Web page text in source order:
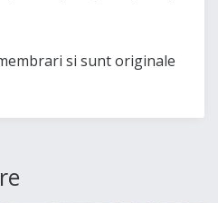
si sunt originale